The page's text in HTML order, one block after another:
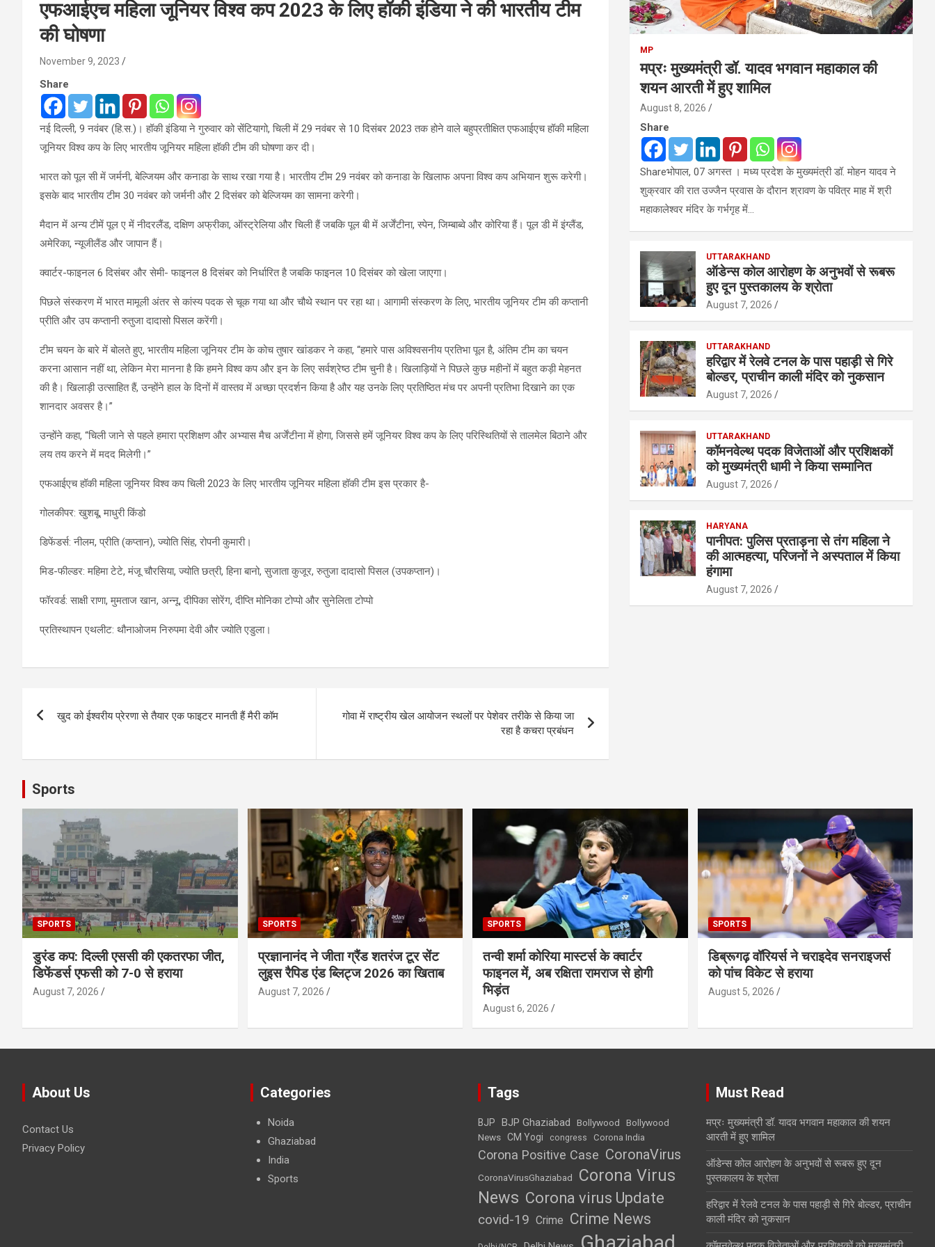
एफआईएच महिला जूनियर विश्व कप 2023 के लिए हॉकी इंडिया ने की भारतीय टीम
की घोषणा
November 9, 2023
Share
नई दिल्ली, 9 नवंबर (हि.स.)। हॉकी इंडिया ने गुरुवार को सेंटियागो, चिली में 29 नवंबर से 10 दिसंबर 2023 तक होने वाले बहुप्रतीक्षित एफआईएच हॉकी महिला
जूनियर विश्व कप के लिए भारतीय जूनियर महिला हॉकी टीम की घोषणा कर दी।
भारत को पूल सी में जर्मनी, बेल्जियम और कनाडा के साथ रखा गया है। भारतीय टीम 29 नवंबर को कनाडा के खिलाफ अपना विश्व कप अभियान शुरू करेगी।
इसके बाद भारतीय टीम 30 नवंबर को जर्मनी और 2 दिसंबर को बेल्जियम का सामना करेगी।
मैदान में अन्य टीमें पूल ए में नीदरलैंड, दक्षिण अफ्रीका, ऑस्ट्रेलिया और चिली हैं जबकि पूल बी में अर्जेंटीना, स्पेन, जिम्बाब्वे और कोरिया हैं। पूल डी में इंग्लैंड,
अमेरिका, न्यूजीलैंड और जापान हैं।
क्वार्टर-फाइनल 6 दिसंबर और सेमी- फाइनल 8 दिसंबर को निर्धारित है जबकि फाइनल 10 दिसंबर को खेला जाएगा।
पिछले संस्करण में भारत मामूली अंतर से कांस्य पदक से चूक गया था और चौथे स्थान पर रहा था। आगामी संस्करण के लिए, भारतीय जूनियर टीम की कप्तानी
प्रीति और उप कप्तानी रुतुजा दादासो पिसल करेंगी।
टीम चयन के बारे में बोलते हुए, भारतीय महिला जूनियर टीम के कोच तुषार खांडकर ने कहा, “हमारे पास अविश्वसनीय प्रतिभा पूल है, अंतिम टीम का चयन
करना आसान नहीं था, लेकिन मेरा मानना है कि हमने विश्व कप और इन के लिए सर्वश्रेष्ठ टीम चुनी है। खिलाड़ियों ने पिछले कुछ महीनों में बहुत कड़ी मेहनत
की है। खिलाड़ी उत्साहित हैं, उन्होंने हाल के दिनों में वास्तव में अच्छा प्रदर्शन किया है और यह उनके लिए प्रतिष्ठित मंच पर अपनी प्रतिभा दिखाने का एक
शानदार अवसर है।”
उन्होंने कहा, “चिली जाने से पहले हमारा प्रशिक्षण और अभ्यास मैच अर्जेंटीना में होगा, जिससे हमें जूनियर विश्व कप के लिए परिस्थितियों से तालमेल बिठाने और
लय तय करने में मदद मिलेगी।”
एफआईएच हॉकी महिला जूनियर विश्व कप चिली 2023 के लिए भारतीय जूनियर महिला हॉकी टीम इस प्रकार है-
गोलकीपर: खुशबू, माधुरी किंडो
डिफेंडर्स: नीलम, प्रीति (कप्तान), ज्योति सिंह, रोपनी कुमारी।
मिड-फील्डर: महिमा टेटे, मंजू चौरसिया, ज्योति छत्री, हिना बानो, सुजाता कुजूर, रुतुजा दादासो पिसल (उपकप्तान)।
फॉरवर्ड: साक्षी राणा, मुमताज खान, अन्नू, दीपिका सोरेंग, दीप्ति मोनिका टोप्पो और सुनेलिता टोप्पो
प्रतिस्थापन एथलीट: थौनाओजम निरुपमा देवी और ज्योति एडुला।
navigation
खुद को ईश्वरीय प्रेरणा से तैयार एक फाइटर मानती हैं मैरी कॉम
गोवा में राष्ट्रीय खेल आयोजन स्थलों पर पेशेवर तरीके से किया जा
रहा है कचरा प्रबंधन
MP
मप्रः मुख्यमंत्री डॉ. यादव भगवान महाकाल की
शयन आरती में हुए शामिल
August 8, 2026
Share
Shareभोपाल, 07 अगस्त । मध्य प्रदेश के मुख्यमंत्री डॉ. मोहन यादव ने
शुक्रवार की रात उज्जैन प्रवास के दौरान श्रावण के पवित्र माह में श्री
महाकालेश्‍वर मंदिर के गर्भगृह में…
UTTARAKHAND
ऑडेन्स कोल आरोहण के अनुभवों से रूबरू
हुए दून पुस्तकालय के श्रोता
August 7, 2026
UTTARAKHAND
हरिद्वार में रेलवे टनल के पास पहाड़ी से गिरे
बोल्डर, प्राचीन काली मंदिर को नुकसान
August 7, 2026
UTTARAKHAND
कॉमनवेल्थ पदक विजेताओं और प्रशिक्षकों
को मुख्यमंत्री धामी ने किया सम्मानित
August 7, 2026
HARYANA
पानीपत: पुलिस प्रताड़ना से तंग महिला ने
की आत्महत्या, परिजनों ने अस्पताल में किया
हंगामा
August 7, 2026
Sports
SPORTS
डुरंड कप: दिल्ली एससी की एकतरफा जीत,
डिफेंडर्स एफसी को 7-0 से हराया
August 7, 2026
SPORTS
प्रज्ञानानंद ने जीता ग्रैंड शतरंज टूर सेंट
लुइस रैपिड एंड ब्लिट्ज 2026 का खिताब
August 7, 2026
SPORTS
तन्वी शर्मा कोरिया मास्टर्स के क्वार्टर
फाइनल में, अब रक्षिता रामराज से होगी
भिड़ंत
August 6, 2026
SPORTS
डिब्रूगढ़ वॉरियर्स ने चराइदेव सनराइजर्स
को पांच विकेट से हराया
August 5, 2026
About Us
Contact Us
Privacy Policy
Categories
Noida
Ghaziabad
India
Sports
Tags
BJP BJP Ghaziabad Bollywood
Bollywood
News CM Yogi congress Corona India
Corona Positive Case CoronaVirus
CoronaVirusGhaziabad
Corona Virus
News Corona virus Update
covid-19 Crime Crime News
Must Read
मप्रः मुख्यमंत्री डॉ. यादव भगवान महाकाल की शयन
आरती में हुए शामिल
ऑडेन्स कोल आरोहण के अनुभवों से रूबरू हुए दून
पुस्तकालय के श्रोता
हरिद्वार में रेलवे टनल के पास पहाड़ी से गिरे बोल्डर, प्राचीन
काली मंदिर को नुकसान